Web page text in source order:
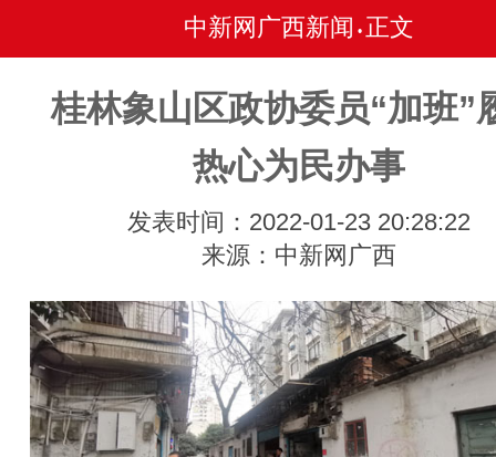
中新网广西新闻 • 正文
桂林象山区政协委员“加班”
热心为民办事
发表时间：2022-01-23 20:28:22
来源：中新网广西